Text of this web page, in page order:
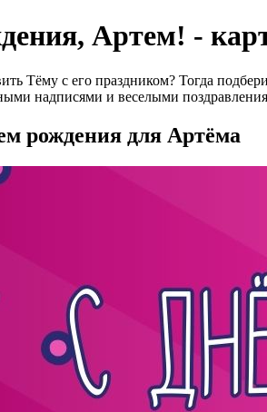
Артем! -
Тёму с его праздником? Тогда
надписями и веселыми
рождения для Артёма